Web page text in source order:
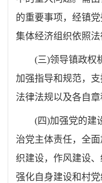
的重要事项，经镇
集体经济组织依照法
(三)领导镇政权
加强指导和规范，
法律法规以及各自章
(四)加强党的建
治党主体责任，全
织建设，作风建设
强化自身建设和村